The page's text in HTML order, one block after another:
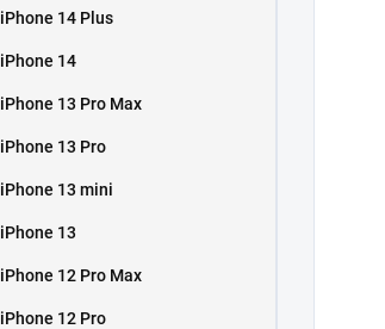
iPhone 14 Plus
iPhone 14
iPhone 13 Pro Max
iPhone 13 Pro
iPhone 13 mini
iPhone 13
iPhone 12 Pro Max
iPhone 12 Pro